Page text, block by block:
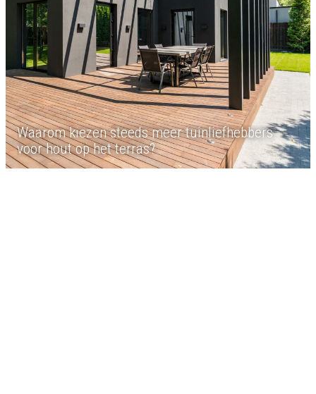
Waarom kiezen steeds meer tuinliefhebbers
voor hout op het terras?